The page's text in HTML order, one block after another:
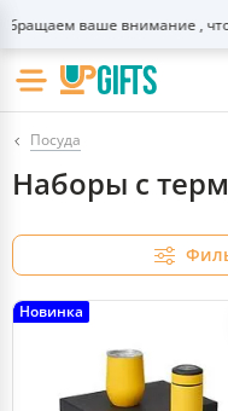
ваше внимание , что
Посуда
Наборы с
Новинка